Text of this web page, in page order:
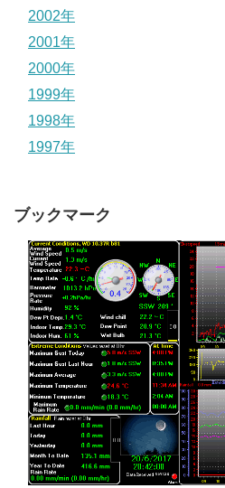
2002年
2001年
2000年
1999年
1998年
1997年
ブックマーク